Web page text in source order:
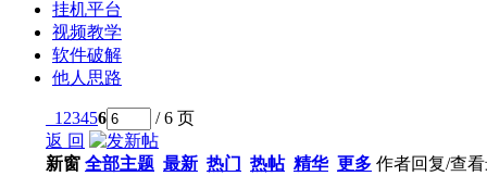
挂机平台
视频教学
软件破解
他人思路
123456
/ 6 页
返 回
新窗 全部主题 最新 热门 热帖 精华 更多 作者回复/查看